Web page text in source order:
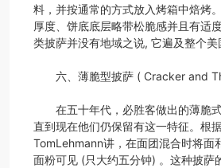
料，并按通常的方式放入烤箱中焙烤
厚度、饼底底层略带松脆感并且有适
类披萨并没有地域之说, 它遍及整个美
六、薄脆型披萨 ( Cracker and
在五十年代，必胜客做出的薄脆式
直到现在他们仍保留有这一特征。根
TomLehmann讲，在面团混合时将面
面粉可见 (只大约五分钟) 。这种披萨